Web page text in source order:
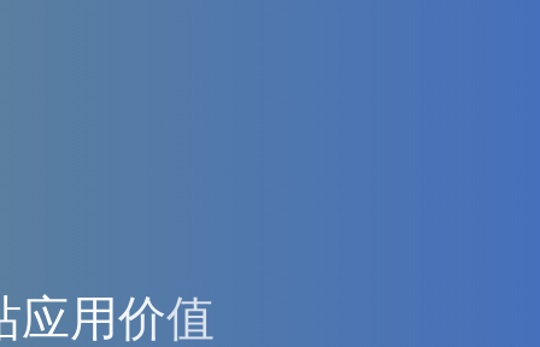
应用价值